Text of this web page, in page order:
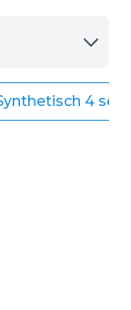
om te weten
4